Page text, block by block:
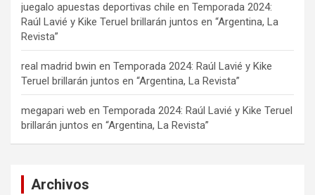
juegalo apuestas deportivas chile en Temporada 2024:
Raúl Lavié y Kike Teruel brillarán juntos en “Argentina, La
Revista”
real madrid bwin en Temporada 2024: Raúl Lavié y Kike
Teruel brillarán juntos en “Argentina, La Revista”
megapari web en Temporada 2024: Raúl Lavié y Kike Teruel
brillarán juntos en “Argentina, La Revista”
Archivos